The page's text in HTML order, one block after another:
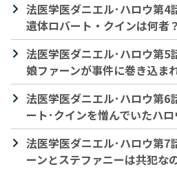
法医学医ダニエル･ハロウ第4
遺体ロバート・クインは何者？
法医学医ダニエル･ハロウ第5
娘ファーンが事件に巻き込ま
法医学医ダニエル･ハロウ第6
ート･クインを憎んでいたハロ
法医学医ダニエル･ハロウ第7
ーンとステファニーは共犯な